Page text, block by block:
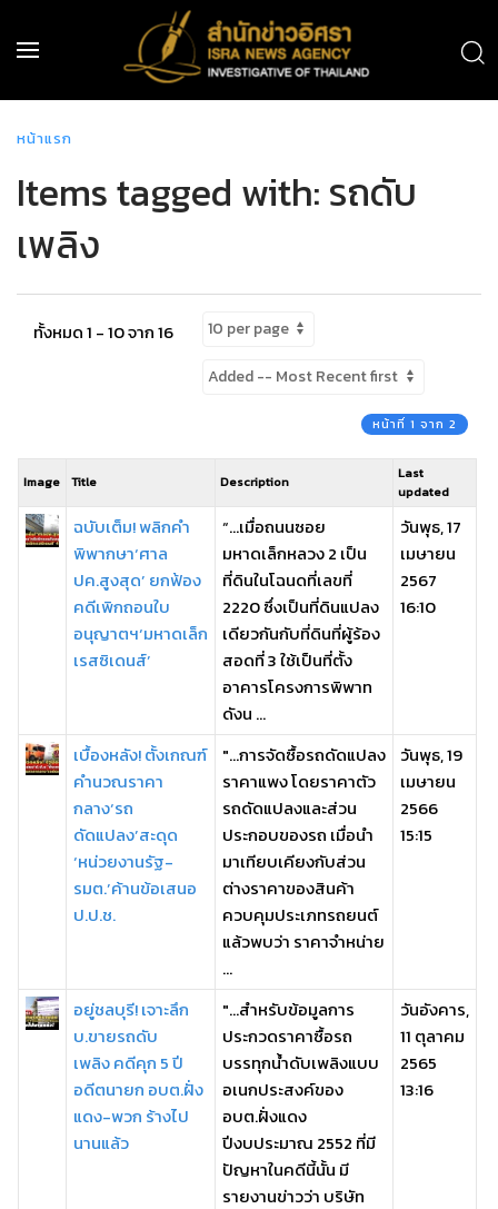
หน้าแรก
Items tagged with: รถดับ
เพลิง
ทั้งหมด 1 - 10 จาก 16
หน้าที่ 1 จาก 2
Image Title Description
Last
updated
ฉบับเต็ม! พลิกคำ
พิพากษา‘ศาล
ปค.สูงสุด’ ยกฟ้อง
คดีเพิกถอนใบ
อนุญาตฯ‘มหาดเล็ก
เรสซิเดนส์’
“…เมื่อถนนซอย
มหาดเล็กหลวง 2 เป็น
ที่ดินในโฉนดที่เลขที่
2220 ซึ่งเป็นที่ดินแปลง
เดียวกันกับที่ดินที่ผู้ร้อง
สอดที่ 3 ใช้เป็นที่ตั้ง
อาคารโครงการพิพาท
ดังน ...
วันพุธ, 17
เมษายน
2567
16:10
เบื้องหลัง! ตั้งเกณฑ์
คำนวณราคา
กลาง‘รถ
ดัดแปลง’สะดุด
‘หน่วยงานรัฐ-
รมต.’ค้านข้อเสนอ
ป.ป.ช.
"…การจัดซื้อรถดัดแปลง
ราคาแพง โดยราคาตัว
รถดัดแปลงและส่วน
ประกอบของรถ เมื่อนำ
มาเทียบเคียงกับส่วน
ต่างราคาของสินค้า
ควบคุมประเภทรถยนต์
แล้วพบว่า ราคาจำหน่าย
...
วันพุธ, 19
เมษายน
2566
15:15
อยู่ชลบุรี! เจาะลึก
บ.ขายรถดับ
เพลิง คดีคุก 5 ปี
อดีตนายก อบต.ฝั่ง
แดง-พวก ร้างไป
นานแล้ว
"...สำหรับข้อมูลการ
ประกวดราคาซื้อรถ
บรรทุกน้ำดับเพลิงแบบ
อเนกประสงค์ของ
อบต.ฝั่งแดง
ปีงบประมาณ 2552 ที่มี
ปัญหาในคดีนี้นั้น มี
รายงานข่าวว่า บริษัท
วันอังคาร,
11 ตุลาคม
2565
13:16